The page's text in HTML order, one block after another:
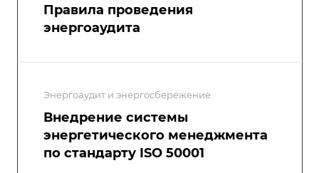
Правила проведения
энергоаудита
Энергоаудит и энергосбережение
Внедрение системы
энергетического менеджмента
по стандарту ISO 50001